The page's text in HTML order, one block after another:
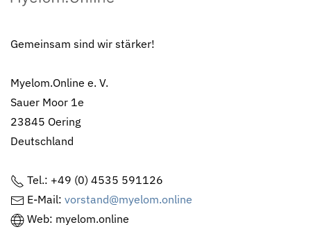
Gemeinsam sind wir stärker!
Myelom.Online e. V.
Sauer Moor 1e
23845 Oering
Deutschland
Tel.: +49 (0) 4535 591126
E-Mail: vorstand@myelom.online
Web: myelom.online